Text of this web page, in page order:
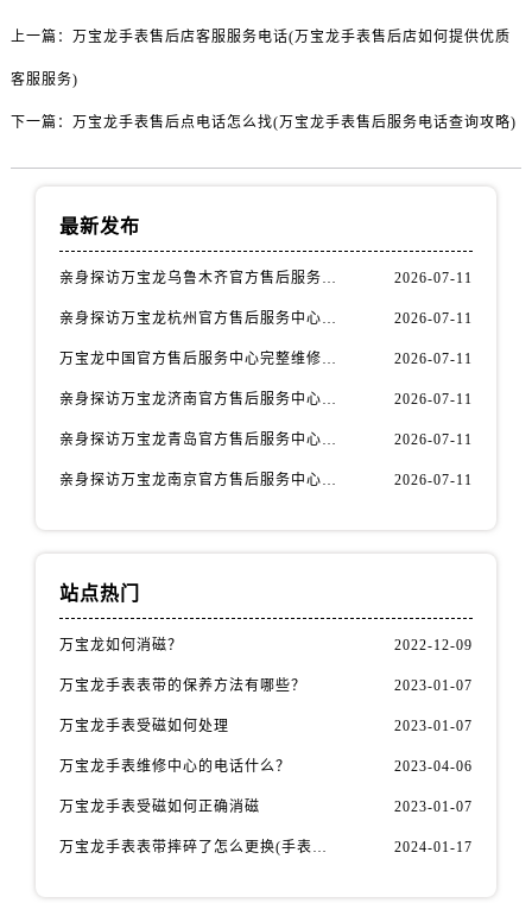
江西省新余市渝水区北湖西路万宝龙售后服务中心（需提前预约）
江西省鹰潭市月湖区胜利东路万宝龙售后服务中心（需提前预约）
山东省济南市历下区经十路11111号华润中心写字楼（万象城）15层1508室万宝龙售后服务中心（需提前预约）
山东省莱芜市文化南路8号银座商城名表维修一楼名表维修万宝龙售后服务中心（需提前预约）
山东省威海市环翠区新威海路89号振华商厦一楼名表维修万宝龙售后服务中心（需提前预约）
山东省枣庄市滕州市北辛路与善国路交叉口万宝龙售后服务中心（需提前预约）
上海市黄浦区南京东路299号宏伊国际广场写字楼8层806室万宝龙售后服务中心（需提前预约）
上海市徐汇区虹桥路3号港汇中心2座37层3705室万宝龙售后服务中心（需提前预约）
浙江省宁波市江北区大闸南路500号来福士广场办公楼20层2009室万宝龙售后服务中心（需提前预约）
上一篇： 万宝龙手表售后店客服服务电话(万宝龙手表售后店如何提供优质
客服服务)
下一篇： 万宝龙手表售后点电话怎么找(万宝龙手表售后服务电话查询攻略)
最新发布
2026-07-11
2026-07-11
2026-07-11
2026-07-11
2026-07-11
2026-07-11
站点热门
万宝龙如何消磁？ 2022-12-09
万宝龙手表表带的保养方法有哪些？ 2023-01-07
万宝龙手表受磁如何处理 2023-01-07
万宝龙手表维修中心的电话什么？ 2023-04-06
万宝龙手表受磁如何正确消磁 2023-01-07
2024-01-17